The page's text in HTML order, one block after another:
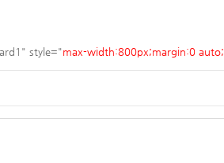
style="max-width:800px;margin:0 auto;